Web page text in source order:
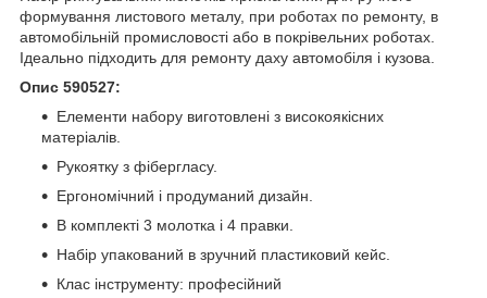
формування листового металу, при роботах по ремонту, в
автомобільній промисловості або в покрівельних роботах.
Ідеально підходить для ремонту даху автомобіля і кузова.
Опис 590527:
Елементи набору виготовлені з високоякісних
матеріалів.
Рукоятку з фібергласу.
Ергономічний і продуманий дизайн.
В комплекті 3 молотка і 4 правки.
Набір упакований в зручний пластиковий кейс.
Клас інструменту: професійний